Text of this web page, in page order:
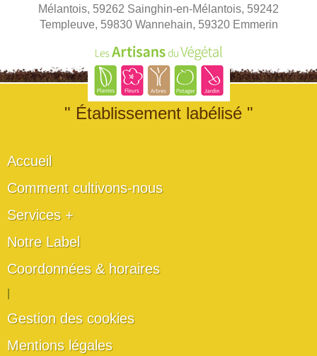
Mélantois, 59262 Sainghin-en-Mélantois, 59242
Templeuve, 59830 Wannehain, 59320 Emmerin
" Établissement labélisé "
Accueil
Comment cultivons-nous
Services +
Notre Label
Coordonnées & horaires
Gestion des cookies
Mentions légales